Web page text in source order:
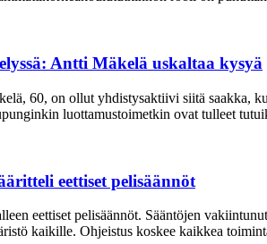
Antti Mäkelä uskaltaa kysyä
60, on ollut yhdistysaktiivi siitä saakka,
luottamustoimetkin ovat tulleet
eettiset pelisäännöt
eettiset peli­säännöt. Sääntöjen
kaikille. Ohjeistus koskee kaikkea